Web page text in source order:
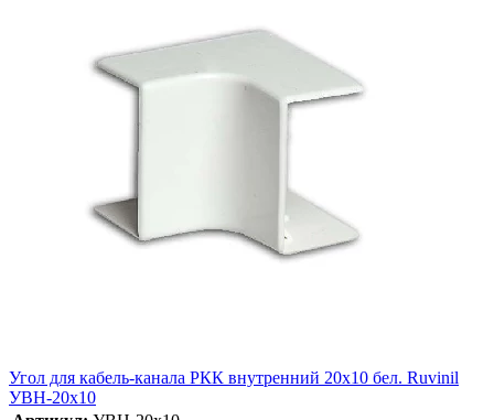
Угол для кабель-канала РКК внутренний 20х10 бел. Ruvinil
УВН-20х10